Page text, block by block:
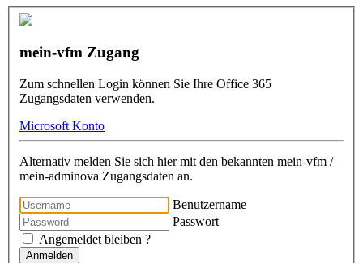
mein-vfm Zugang
Zum schnellen Login können Sie Ihre Office 365
Zugangsdaten verwenden.
Microsoft Konto
Alternativ melden Sie sich hier mit den bekannten mein-vfm /
mein-adminova Zugangsdaten an.
Benutzername
Passwort
Angemeldet bleiben ?
Anmelden